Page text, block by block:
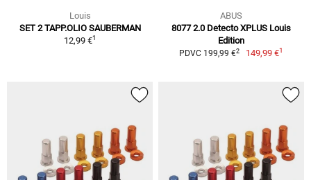
Louis
SET 2 TAPP.OLIO SAUBERMAN
12,99 €1
ABUS
8077 2.0 Detecto XPLUS Louis
Edition
PDVC 199,99 €2 149,99 €1